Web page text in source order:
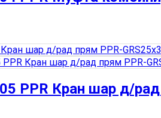
PPR Кран шар д/